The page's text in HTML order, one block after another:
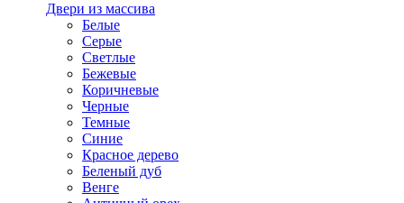
Двери из массива
Белые
Серые
Светлые
Бежевые
Коричневые
Черные
Темные
Синие
Красное дерево
Беленый дуб
Венге